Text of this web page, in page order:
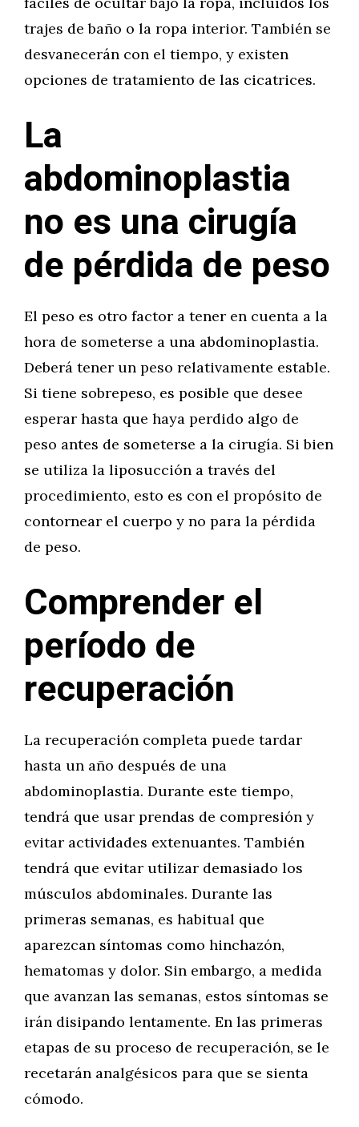
trajes de baño o la ropa interior. También se
desvanecerán con el tiempo, y existen
opciones de tratamiento de las cicatrices.
La
abdominoplastia
no es una cirugía
de pérdida de peso
El peso es otro factor a tener en cuenta a la
hora de someterse a una abdominoplastia.
Deberá tener un peso relativamente estable.
Si tiene sobrepeso, es posible que desee
esperar hasta que haya perdido algo de
peso antes de someterse a la cirugía. Si bien
se utiliza la liposucción a través del
procedimiento, esto es con el propósito de
contornear el cuerpo y no para la pérdida
de peso.
Comprender el
período de
recuperación
La recuperación completa puede tardar
hasta un año después de una
abdominoplastia. Durante este tiempo,
tendrá que usar prendas de compresión y
evitar actividades extenuantes. También
tendrá que evitar utilizar demasiado los
músculos abdominales. Durante las
primeras semanas, es habitual que
aparezcan síntomas como hinchazón,
hematomas y dolor. Sin embargo, a medida
que avanzan las semanas, estos síntomas se
irán disipando lentamente. En las primeras
etapas de su proceso de recuperación, se le
recetarán analgésicos para que se sienta
cómodo.